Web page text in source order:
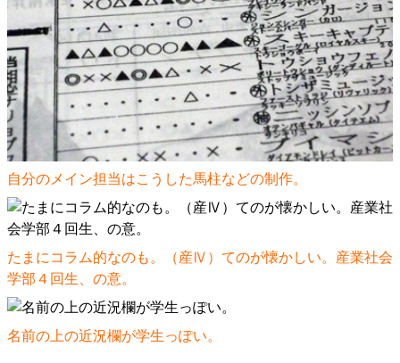
自分のメイン担当はこうした馬柱などの制作。
たまにコラム的なのも。（産Ⅳ）てのが懐かしい。産業社会
学部４回生、の意。
名前の上の近況欄が学生っぽい。